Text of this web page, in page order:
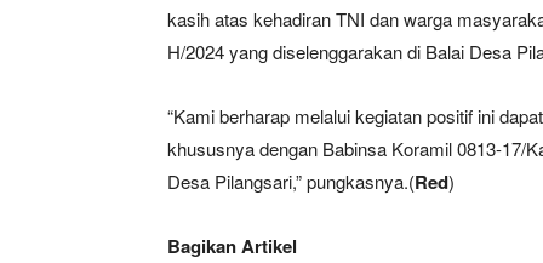
kasih atas kehadiran TNI dan warga
H/2024 yang diselenggarakan di Balai Desa
“Kami berharap melalui kegiatan positif ini
khususnya dengan Babinsa Koramil 0813-17/
Desa Pilangsari,” pungkasnya.(Red)
Bagikan Artikel